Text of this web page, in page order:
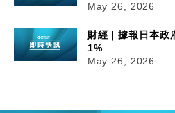
May 26, 2026
財經｜據報日本政
1%
May 26, 2026